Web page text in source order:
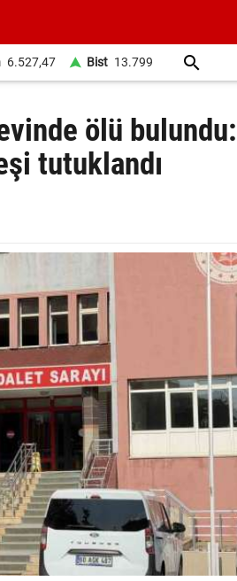
6.527,47 Bist 13.799
ölü bulundu:
tutuklandı